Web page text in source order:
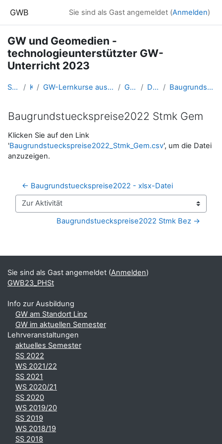
GWB Sie sind als Gast angemeldet (Anmelden)
GW und Geomedien -
technologieunterstützter GW-
Unterricht 2023
Startseite Kurse GW-Lernkurse aus der Fortbildung (und Ausbildung bis 2016) GWB23_PHSt Datawrapper Baugrundstueckspreise2022 Stmk Gem
Baugrundstueckspreise2022 Stmk Gem
Abschlussbedingungen
Klicken Sie auf den Link
'Baugrundstueckspreise2022_Stmk_Gem.csv', um die Datei
anzuzeigen.
← Baugrundstueckspreise2022 - xlsx-Datei
Zur Aktivität
Baugrundstueckspreise2022 Stmk Bez →
Ergänzungsblöcke
Sie sind als Gast angemeldet (Anmelden)
GWB23_PHSt
Info zur Ausbildung
GW am Standort Linz
GW im aktuellen Semester
Lehrveranstaltungen
aktuelles Semester
SS 2022
WS 2021/22
SS 2021
WS 2020/21
SS 2020
WS 2019/20
SS 2019
WS 2018/19
SS 2018